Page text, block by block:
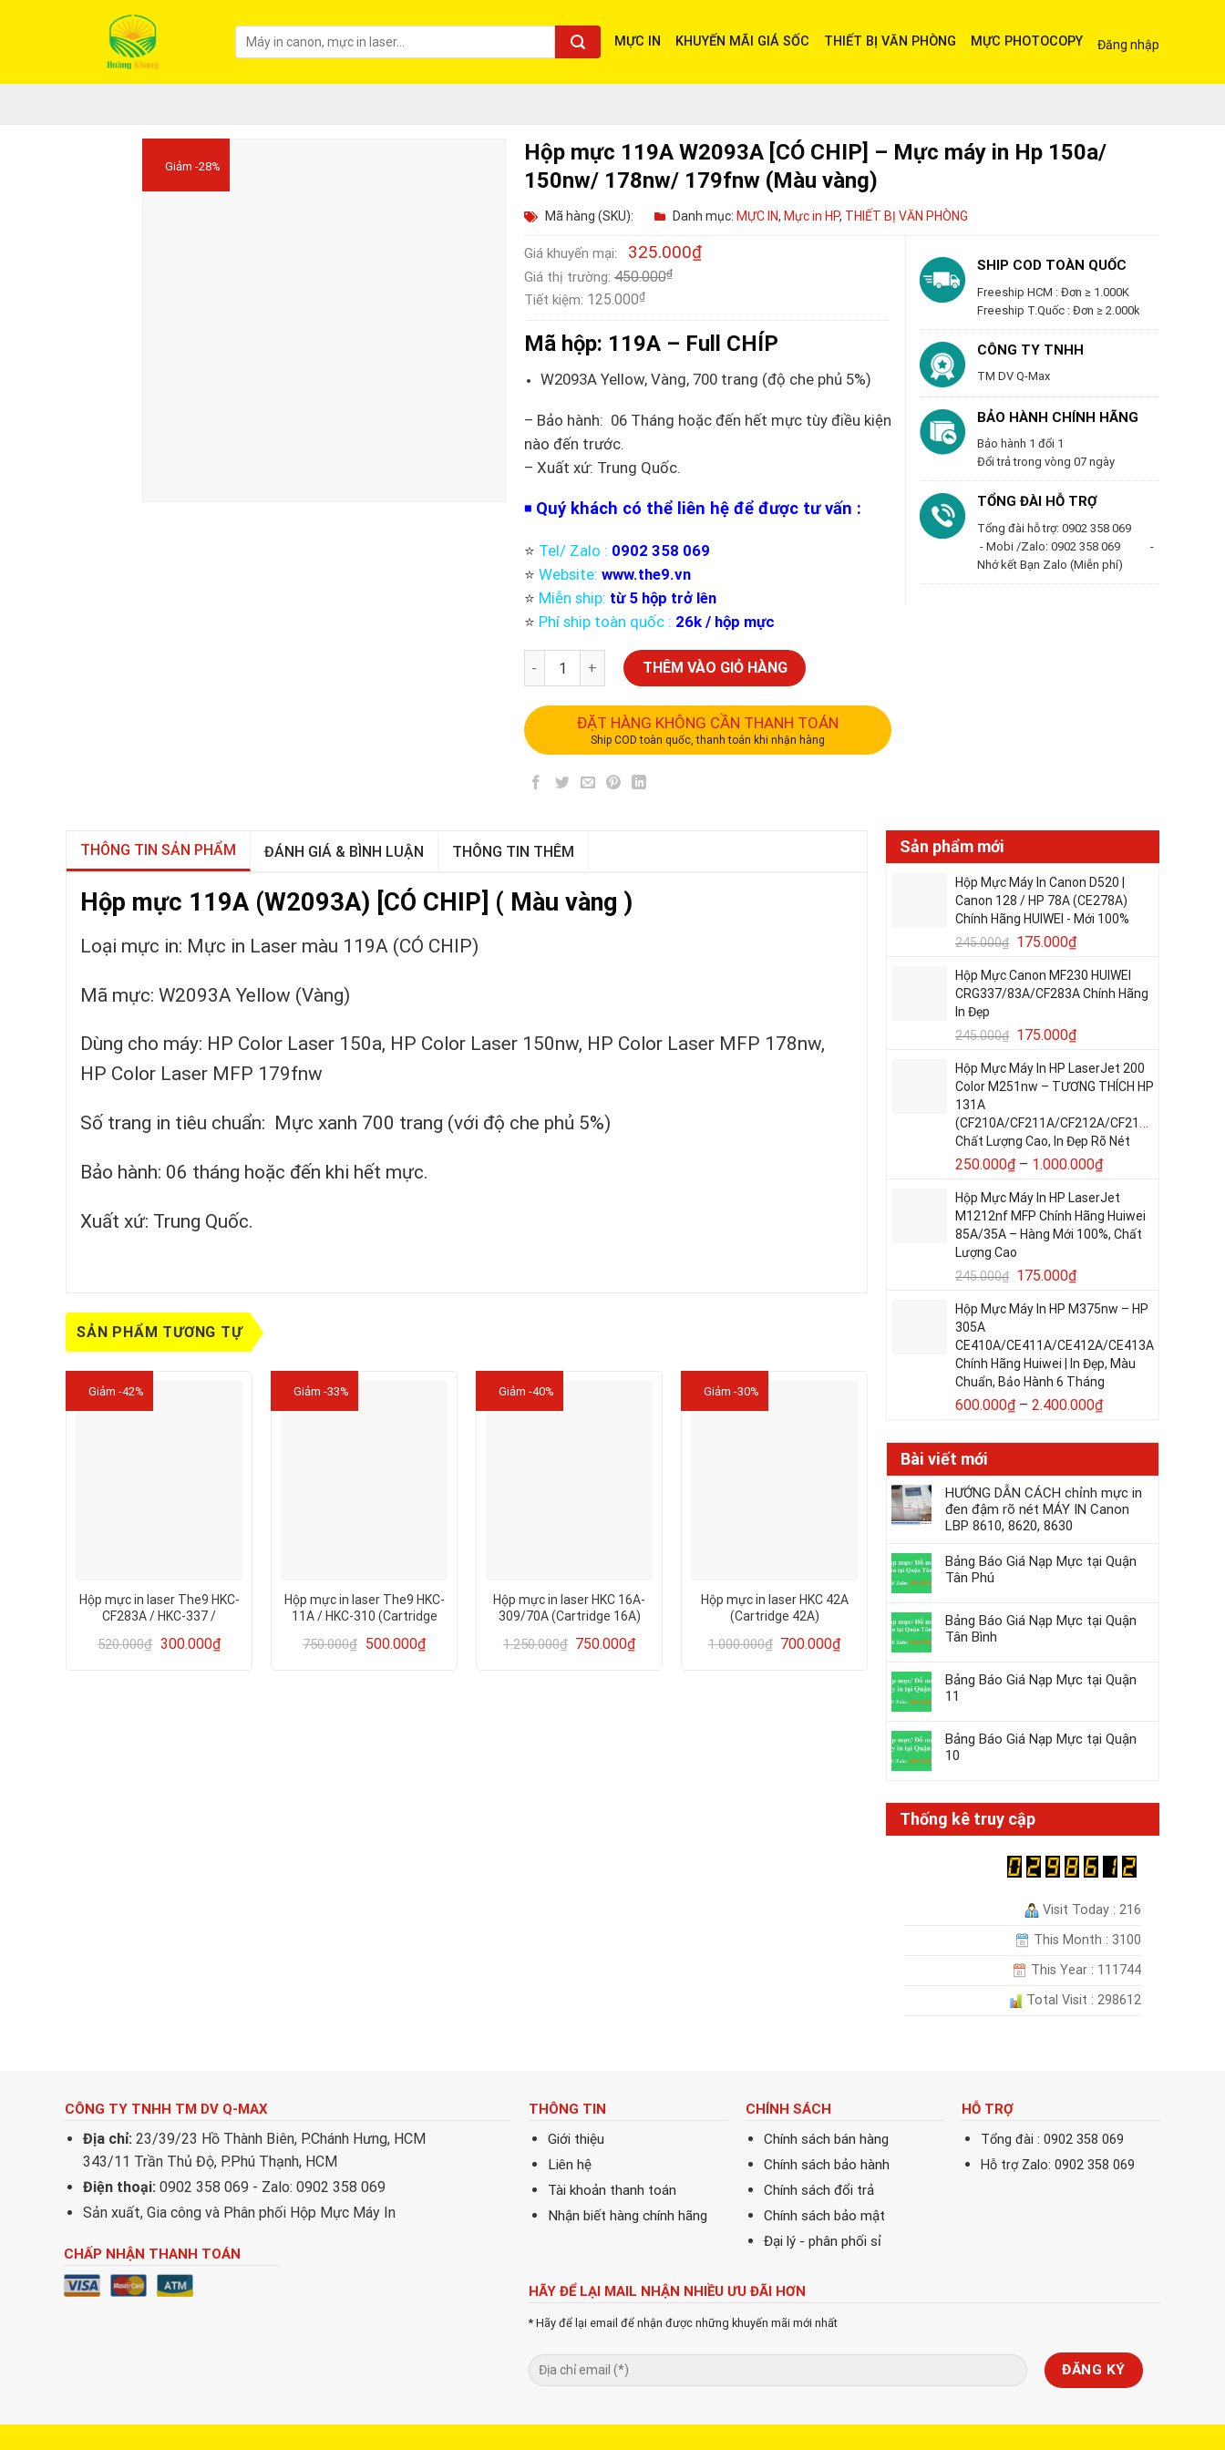
MỰC IN KHUYẾN MÃI GIÁ SỐC THIẾT BỊ VĂN PHÒNG MỰC PHOTOCOPY Đăng nhập
Giảm -28%
Hộp mực 119A W2093A [CÓ CHIP] – Mực máy in Hp 150a/
150nw/ 178nw/ 179fnw (Màu vàng)
Mã hàng (SKU): Danh mục: MỰC IN, Mực in HP, THIẾT BỊ VĂN PHÒNG
Giá khuyến mại: 325.000₫
Giá thị trường: 450.000₫
Tiết kiệm: 125.000₫
Mã hộp: 119A – Full CHÍP
W2093A Yellow, Vàng, 700 trang (độ che phủ 5%)
– Bảo hành: 06 Tháng hoặc đến hết mực tùy điều kiện
nào đến trước.
– Xuất xứ: Trung Quốc.
◾️Quý khách có thể liên hệ để được tư vấn :
⭐️ Tel/ Zalo : 0902 358 069
⭐️ Website: www.the9.vn
⭐️ Miễn ship: từ 5 hộp trở lên
⭐️ Phí ship toàn quốc : 26k / hộp mực
THÊM VÀO GIỎ HÀNG
ĐẶT HÀNG KHÔNG CẦN THANH TOÁN
Ship COD toàn quốc, thanh toán khi nhận hàng
SHIP COD TOÀN QUỐC
Freeship HCM : Đơn ≥ 1.000K
Freeship T.Quốc : Đơn ≥ 2.000k
CÔNG TY TNHH
TM DV Q-Max
BẢO HÀNH CHÍNH HÃNG
Bảo hành 1 đổi 1
Đổi trả trong vòng 07 ngày
TỔNG ĐÀI HỖ TRỢ
Tổng đài hỗ trợ: 0902 358 069
- Mobi /Zalo: 0902 358 069 -
Nhớ kết Bạn Zalo (Miễn phí)
THÔNG TIN SẢN PHẨM ĐÁNH GIÁ & BÌNH LUẬN THÔNG TIN THÊM
Hộp mực 119A (W2093A) [CÓ CHIP] ( Màu vàng )
Loại mực in: Mực in Laser màu 119A (CÓ CHIP)
Mã mực: W2093A Yellow (Vàng)
Dùng cho máy: HP Color Laser 150a, HP Color Laser 150nw, HP Color Laser MFP 178nw,
HP Color Laser MFP 179fnw
Số trang in tiêu chuẩn: Mực xanh 700 trang (với độ che phủ 5%)
Bảo hành: 06 tháng hoặc đến khi hết mực.
Xuất xứ: Trung Quốc.
SẢN PHẨM TƯƠNG TỰ
Giảm -42%
Hộp mực in laser The9 HKC-
CF283A / HKC-337 /
520.000₫ 300.000₫
Giảm -33%
Hộp mực in laser The9 HKC-
11A / HKC-310 (Cartridge
750.000₫ 500.000₫
Giảm -40%
Hộp mực in laser HKC 16A-
309/70A (Cartridge 16A)
1.250.000₫ 750.000₫
Giảm -30%
Hộp mực in laser HKC 42A
(Cartridge 42A)
1.000.000₫ 700.000₫
Giảm -26%
36A / HKC-313 (Cartridge
36A – 313)
430.000₫ 320.000
1111 (Cartridge TN
dùng cho Máy in
Sản phẩm mới
Hộp Mực Máy In Canon D520 |
Canon 128 / HP 78A (CE278A)
Chính Hãng HUIWEI - Mới 100%
245.000₫ 175.000₫
Hộp Mực Canon MF230 HUIWEI
CRG337/83A/CF283A Chính Hãng
In Đẹp
245.000₫ 175.000₫
Hộp Mực Máy In HP LaserJet 200
Color M251nw – TƯƠNG THÍCH HP
131A
(CF210A/CF211A/CF212A/CF213A)
Chất Lượng Cao, In Đẹp Rõ Nét
250.000₫ – 1.000.000₫
Hộp Mực Máy In HP LaserJet
M1212nf MFP Chính Hãng Huiwei
85A/35A – Hàng Mới 100%, Chất
Lượng Cao
245.000₫ 175.000₫
Hộp Mực Máy In HP M375nw – HP
305A
CE410A/CE411A/CE412A/CE413A
Chính Hãng Huiwei | In Đẹp, Màu
Chuẩn, Bảo Hành 6 Tháng
600.000₫ – 2.400.000₫
Bài viết mới
HƯỚNG DẪN CÁCH chỉnh mực in
đen đậm rõ nét MÁY IN Canon
LBP 8610, 8620, 8630
Bảng Báo Giá Nạp Mực tại Quận
Tân Phú
Bảng Báo Giá Nạp Mực tại Quận
Tân Bình
Bảng Báo Giá Nạp Mực tại Quận
11
Bảng Báo Giá Nạp Mực tại Quận
10
Thống kê truy cập
Visit Today : 216
This Month : 3100
This Year : 111744
Total Visit : 298612
CÔNG TY TNHH TM DV Q-MAX
Địa chỉ: 23/39/23 Hồ Thành Biên, P.Chánh Hưng, HCM
343/11 Trần Thủ Độ, P.Phú Thạnh, HCM
Điện thoại: 0902 358 069 - Zalo: 0902 358 069
Sản xuất, Gia công và Phân phối Hộp Mực Máy In
CHẤP NHẬN THANH TOÁN
THÔNG TIN
Giới thiệu
Liên hệ
Tài khoản thanh toán
Nhận biết hàng chính hãng
CHÍNH SÁCH
Chính sách bán hàng
Chính sách bảo hành
Chính sách đổi trả
Chính sách bảo mật
Đại lý - phân phối sỉ
HỖ TRỢ
Tổng đài : 0902 358 069
Hỗ trợ Zalo: 0902 358 069
HÃY ĐỂ LẠI MAIL NHẬN NHIỀU ƯU ĐÃI HƠN
* Hãy để lại email để nhận được những khuyến mãi mới nhất